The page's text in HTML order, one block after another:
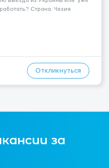
Страна: Чехия
Откликнуться
за